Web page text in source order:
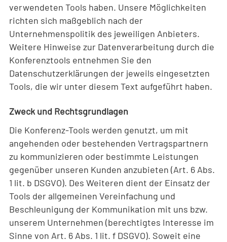
verwendeten Tools haben. Unsere Möglichkeiten
richten sich maßgeblich nach der
Unternehmenspolitik des jeweiligen Anbieters.
Weitere Hinweise zur Datenverarbeitung durch die
Konferenztools entnehmen Sie den
Datenschutzerklärungen der jeweils eingesetzten
Tools, die wir unter diesem Text aufgeführt haben.
Zweck und Rechtsgrundlagen
Die Konferenz-Tools werden genutzt, um mit
angehenden oder bestehenden Vertragspartnern
zu kommunizieren oder bestimmte Leistungen
gegenüber unseren Kunden anzubieten (Art. 6 Abs.
1 lit. b DSGVO). Des Weiteren dient der Einsatz der
Tools der allgemeinen Vereinfachung und
Beschleunigung der Kommunikation mit uns bzw.
unserem Unternehmen (berechtigtes Interesse im
Sinne von Art. 6 Abs. 1 lit. f DSGVO). Soweit eine